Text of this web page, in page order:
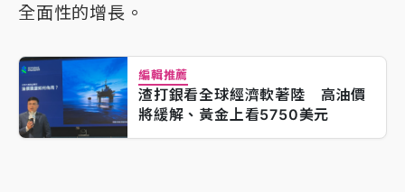
全面性的增長。
編輯推薦
渣打銀看全球經濟軟著陸 高油價
將緩解、黃金上看5750美元